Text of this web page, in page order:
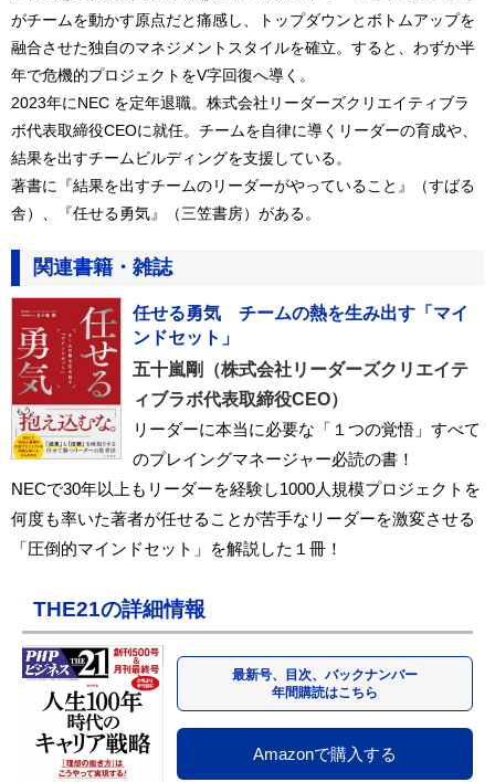
がチームを動かす原点だと痛感し、トップダウンとボトムアップを
融合させた独自のマネジメントスタイルを確立。すると、わずか半
年で危機的プロジェクトをV字回復へ導く。
2023年にNEC を定年退職。株式会社リーダーズクリエイティブラ
ボ代表取締役CEOに就任。チームを自律に導くリーダーの育成や、
結果を出すチームビルディングを支援している。
著書に『結果を出すチームのリーダーがやっていること』（すばる
舎）、『任せる勇気』（三笠書房）がある。
関連書籍・雑誌
任せる勇気 チームの熱を生み出す「マイ
ンドセット」
五十嵐剛（株式会社リーダーズクリエイテ
ィブラボ代表取締役CEO）
リーダーに本当に必要な「１つの覚悟」すべて
のプレイングマネージャー必読の書！
NECで30年以上もリーダーを経験し1000人規模プロジェクトを
何度も率いた著者が任せることが苦手なリーダーを激変させる
「圧倒的マインドセット」を解説した１冊！
THE21の詳細情報
最新号、目次、バックナンバー
年間購読はこちら
Amazonで購入する